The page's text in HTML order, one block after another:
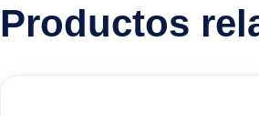
Productos